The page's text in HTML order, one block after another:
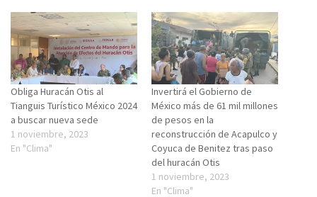
Obliga Huracán Otis al
Tianguis Turístico México 2024
a buscar nueva sede
1 noviembre, 2023
En "Clima"
Invertirá el Gobierno de
México más de 61 mil millones
de pesos en la
reconstrucción de Acapulco y
Coyuca de Benitez tras paso
del huracán Otis
1 noviembre, 2023
En "Clima"